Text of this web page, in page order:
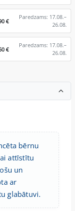
€
Paredzams: 17.08.–
26.08.
€
Paredzams: 17.08.–
26.08.
bērnu
attīstītu
un
ar
glabātuvi.